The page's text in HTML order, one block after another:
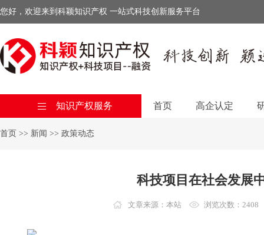
您好，欢迎来到科颖知识产权 一站式科技创新服务平台
知识产权服务 首页 高企认定
首页 >> 新闻 >> 政策动态
科技项目在社会发展
文章来源：本站 浏览次数：2408